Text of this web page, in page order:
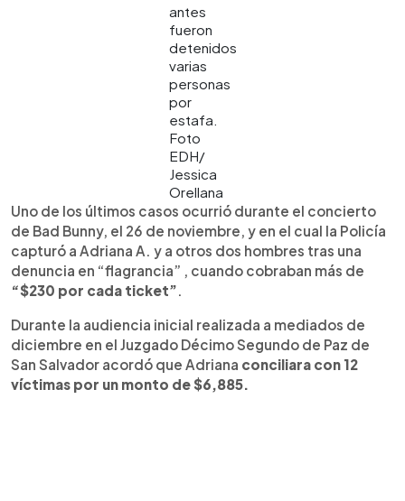
antes
fueron
detenidos
varias
personas
por
estafa.
Foto
EDH/
Jessica
Orellana
Uno de los últimos casos ocurrió durante el concierto
de Bad Bunny, el 26 de noviembre, y en el cual la Policía
capturó a Adriana A. y a otros dos hombres tras una
denuncia en “flagrancia” , cuando cobraban más de
“$230 por cada ticket”.
Durante la audiencia inicial realizada a mediados de
diciembre en el Juzgado Décimo Segundo de Paz de
San Salvador acordó que Adriana conciliara con 12
víctimas por un monto de $6,885.